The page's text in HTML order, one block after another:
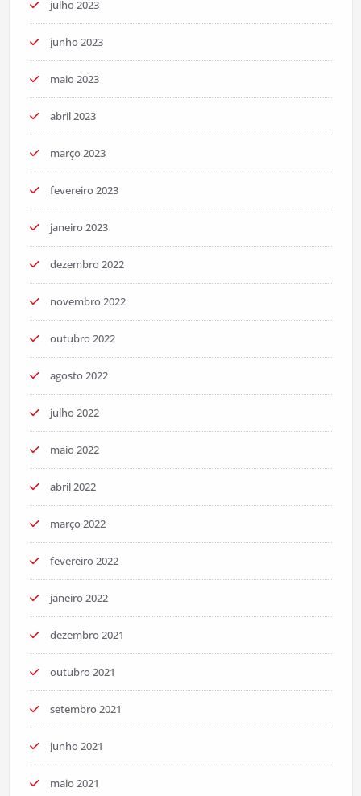
julho 2023
junho 2023
maio 2023
abril 2023
março 2023
fevereiro 2023
janeiro 2023
dezembro 2022
novembro 2022
outubro 2022
agosto 2022
julho 2022
maio 2022
abril 2022
março 2022
fevereiro 2022
janeiro 2022
dezembro 2021
outubro 2021
setembro 2021
junho 2021
maio 2021